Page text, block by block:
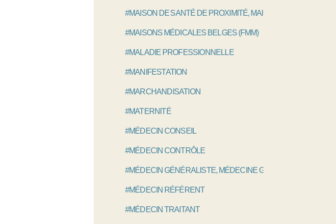
#MAISON DE SANTÉ DE PROXIMITÉ, MAISON DE SANTÉ
#MAISONS MÉDICALES BELGES (FMM)
#MALADIE PROFESSIONNELLE
#MANIFESTATION
#MARCHANDISATION
#MATERNITÉ
#MÉDECIN CONSEIL
#MÉDECIN CONTRÔLE
#MÉDECIN GÉNÉRALISTE, MÉDECINE GÉNÉRALE
#MÉDECIN RÉFÉRENT
#MÉDECIN TRAITANT